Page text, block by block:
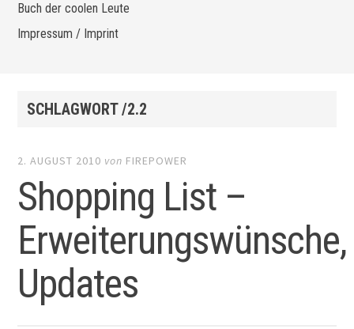
Buch der coolen Leute
Impressum / Imprint
SCHLAGWORT /2.2
2. AUGUST 2010 von FIREPOWER
Shopping List –
Erweiterungswünsche,
Updates